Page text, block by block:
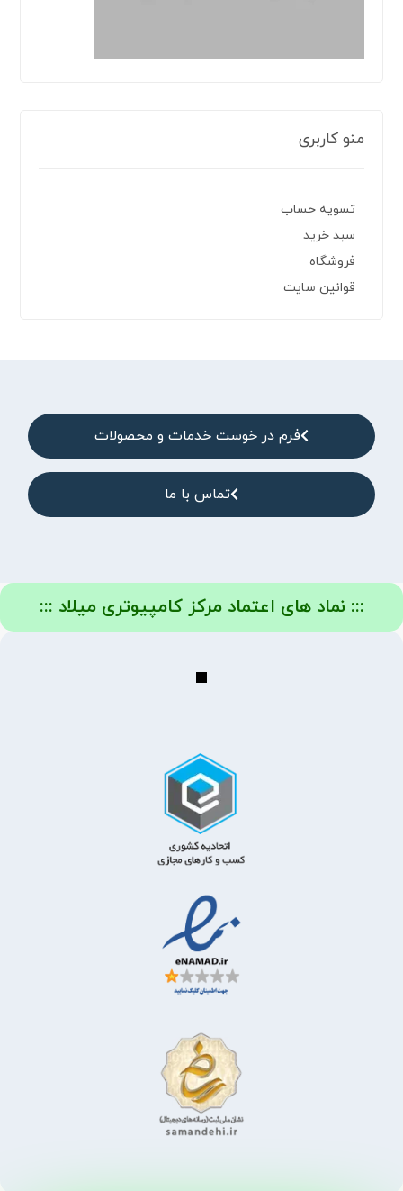
منو کاربری
تسویه حساب
سبد خرید
فروشگاه
قوانین سایت
فرم در خوست خدمات و محصولات
تماس با ما
::: نماد های اعتماد مرکز کامپیوتری میلاد :::